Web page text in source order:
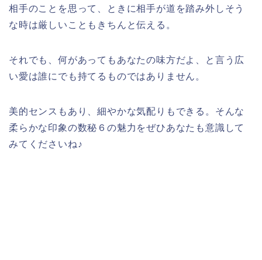
相手のことを思って、ときに相手が道を踏み外しそう
な時は厳しいこともきちんと伝える。
それでも、何があってもあなたの味方だよ、と言う広
い愛は誰にでも持てるものではありません。
美的センスもあり、細やかな気配りもできる。そんな
柔らかな印象の数秘６の魅力をぜひあなたも意識して
みてくださいね♪